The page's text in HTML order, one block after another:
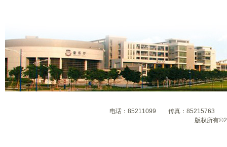
电话：85211099 传真：85215763 地
版权所有